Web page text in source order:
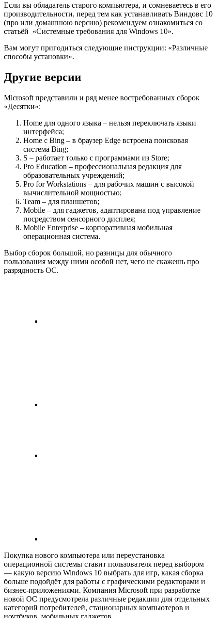
Если вы обладатель старого компьютера, и сомневаетесь в его
производительности, перед тем как устанавливать Виндовс 10
(про или домашнюю версию) рекомендуем ознакомиться со
статьёй «Системные требования для Windows 10».
Вам могут пригодиться следующие инструкции: «Различные
способы установки».
Другие версии
Microsoft представили и ряд менее востребованных сборок
«Десятки»:
Home для одного языка – нельзя переключать языки
интерфейса;
Home с Bing – в браузер Edge встроена поисковая
система Bing;
S – работает только с программами из Store;
Pro Education – профессиональная редакция для
образовательных учреждений;
Pro for Workstations – для рабочих машин с высокой
вычислительной мощностью;
Team – для планшетов;
Mobile – для гаджетов, адаптирована под управление
посредством сенсорного дисплея;
Mobile Enterprise – корпоративная мобильная
операционная система.
Выбор сборок большой, но разницы для обычного
пользования между ними особой нет, чего не скажешь про
разрядность ОС.
Покупка нового компьютера или переустановка
операционной системы ставит пользователя перед выбором
— какую версию Windows 10 выбрать для игр, какая сборка
больше подойдёт для работы с графическими редакторами и
бизнес-приложениями. Компания Microsoft при разработке
новой ОС предусмотрела различные редакции для отдельных
категорий потребителей, стационарных компьютеров и
ноутбуков, мобильных гаджетов.